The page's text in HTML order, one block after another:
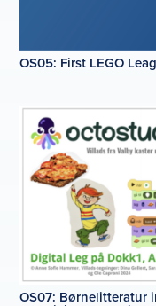
OS05: First LEGO
OS07: